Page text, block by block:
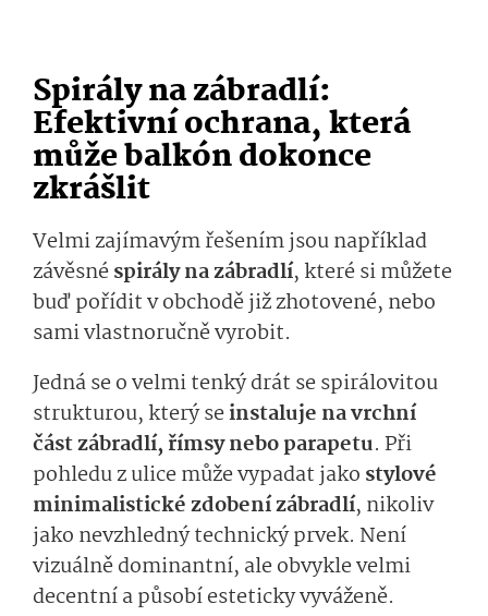
Spirály na zábradlí:
Efektivní ochrana, která
může balkón dokonce
zkrášlit
Velmi zajímavým řešením jsou například
závěsnéspirály na zábradlí, které si můžete
buď pořídit v obchodě již zhotovené, nebo
sami vlastnoručně vyrobit.
Jedná se o velmi tenký drát se spirálovitou
strukturou, který seinstaluje na vrchní
část zábradlí, římsy nebo parapetu. Při
pohledu z ulice může vypadat jako stylové
minimalistické zdobení zábradlí, nikoliv
jako nevzhledný technický prvek. Není
vizuálně dominantní, ale obvykle velmi
decentní a působí esteticky vyváženě.